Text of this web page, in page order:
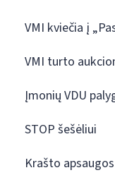
VMI kviečia į
VMI turto
Įmonių VDU
STOP šešėliui
Krašto